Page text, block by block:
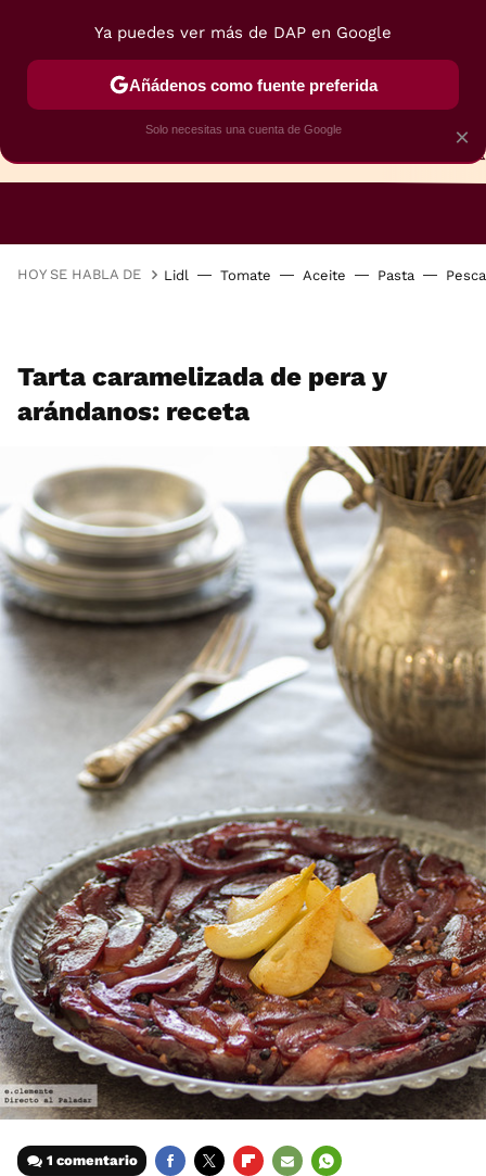
HOY SE HABLA DE Lidl Tomate Aceite Pasta
Tarta caramelizada de pera y
arándanos: receta
1 comentario
×
Ya puedes ver más de DAP en Google
Añádenos como fuente preferida
Solo necesitas una cuenta de Google